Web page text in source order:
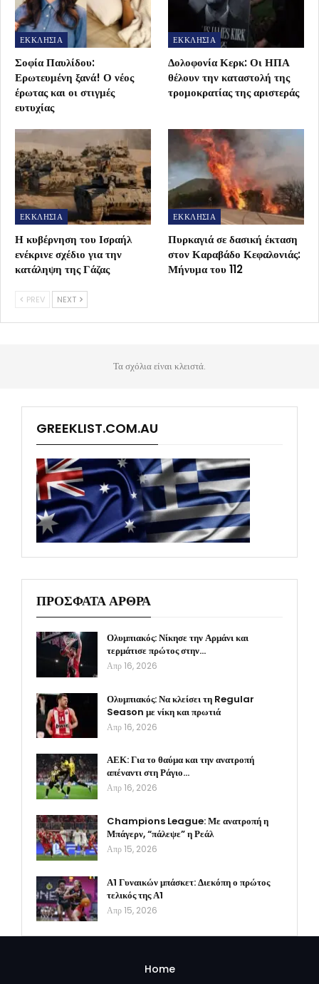
ΕΚΚΛΗΣΙΑ
Σοφία Παυλίδου:
Ερωτευμένη ξανά! Ο νέος
έρωτας και οι στιγμές
ευτυχίας
ΕΚΚΛΗΣΙΑ
Δολοφονία Κερκ: Οι ΗΠΑ
θέλουν την καταστολή της
τρομοκρατίας της αριστεράς
ΕΚΚΛΗΣΙΑ
Η κυβέρνηση του Ισραήλ
ενέκρινε σχέδιο για την
κατάληψη της Γάζας
ΕΚΚΛΗΣΙΑ
Πυρκαγιά σε δασική έκταση
στον Καραβάδο Κεφαλονιάς:
Μήνυμα του 112
PREV NEXT
Τα σχόλια είναι κλειστά.
GREEKLIST.COM.AU
ΠΡΟΣΦΑΤΑ ΑΡΘΡΑ
Ολυμπιακός: Νίκησε την Αρμάνι και
τερμάτισε πρώτος στην…
Απρ 16, 2026
Ολυμπιακός: Να κλείσει τη Regular
Season με νίκη και πρωτιά
Απρ 16, 2026
ΑΕΚ: Για το θαύμα και την ανατροπή
απέναντι στη Ράγιο…
Απρ 16, 2026
Champions League: Με ανατροπή η
Μπάγερν, “πάλεψε” η Ρεάλ
Απρ 15, 2026
Α1 Γυναικών μπάσκετ: Διεκόπη ο πρώτος
τελικός της Α1
Απρ 15, 2026
Home